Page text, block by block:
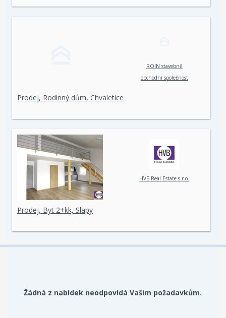
ROIN stavebně
obchodní společnost
Prodej, Rodinný dům, Chvaletice
HVB Real Estate s.r.o.
Prodej, Byt 2+kk, Slapy
Žádná z nabídek neodpovídá Vašim požadavkům.